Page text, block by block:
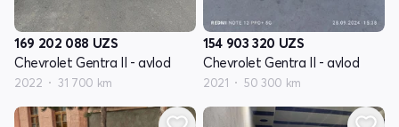
169 202 088 UZS
Chevrolet Gentra II - avlod
2022 31 700 km
154 903 320 UZS
Chevrolet Gentra II - avlod
2021 50 300 km